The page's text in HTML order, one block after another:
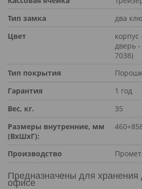
Тип замка
два
Цвет
корпус
дверь -
7038)
Тип покрытия
Гарантия
1 год
Вес, кг.
35
Размеры внутренние, мм
(ВхШхГ):
Производство
Предназначены для хранения
офисе